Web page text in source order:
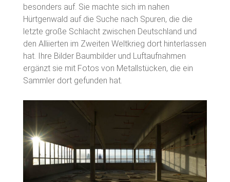
besonders auf. Sie machte sich im nahen
Hürtgenwald auf die Suche nach Spuren, die die
letzte große Schlacht zwischen Deutschland und
den Alliierten im Zweiten Weltkrieg dort hinterlassen
hat. Ihre Bilder Baumbilder und Luftaufnahmen
ergänzt sie mit Fotos von Metallstücken, die ein
Sammler dort gefunden hat.